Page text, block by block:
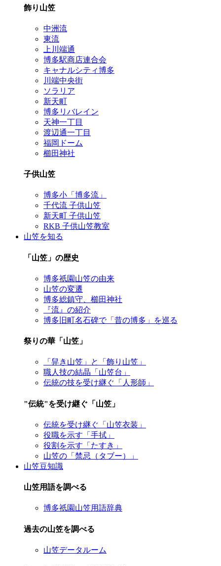
飾り山笠
中洲流
東流
上川端通
博多駅商店連合会
キャナルシティ博多
川端中央街
ソラリア
新天町
博多リバレイン
天神一丁目
渡辺通一丁目
福岡ドーム
櫛田神社
子供山笠
博多小「博多流」
千代流 子供山笠
新天町 子供山笠
RKB 子供山笠教室
山笠を知る
「山笠」の歴史
博多祇園山笠の由来
山笠の変遷
博多総鎮守、櫛田神社
『流』の紹介
博多旧町名石碑で「昔の博多」を巡る
祭りの華「山笠」
「舁き山笠」と「飾り山笠」
職人技の結晶「山笠台」
伝統の技を受け継ぐ「人形師」
"伝統"を受け継ぐ「山笠」
伝統を受け継ぐ「山笠衣装」
役職を示す「手拭」
役割を示す「たすき」
山笠の「禁忌（タブー）」
山笠豆知識
山笠用語を調べる
博多祇園山笠用語辞典
過去の山笠を調べる
山笠データルーム